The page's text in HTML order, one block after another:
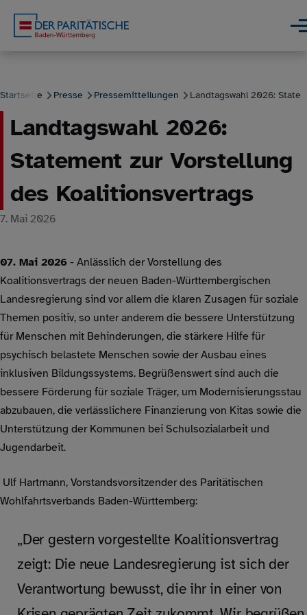
Pfadnavigation
Startseite Presse Pressemitteilungen Landtagswahl 2026:
Landtagswahl 2026:
Statement zur Vorstellung
des Koalitionsvertrags
7. Mai 2026
07. Mai 2026 - Anlässlich der Vorstellung des
Koalitionsvertrags der neuen Baden-Württembergischen
Landesregierung sind vor allem die klaren Zusagen für soziale
Themen positiv, so unter anderem die bessere Unterstützung
für Menschen mit Behinderungen, die stärkere Hilfe für
psychisch belastete Menschen sowie der Ausbau eines
inklusiven Bildungssystems. Begrüßenswert sind auch die
bessere Förderung für soziale Träger, um Modernisierungsstau
abzubauen, die verlässlichere Finanzierung von Kitas sowie die
Unterstützung der Kommunen bei Schulsozialarbeit und
Jugendarbeit.
Ulf Hartmann, Vorstandsvorsitzender des Paritätischen
Wohlfahrtsverbands Baden-Württemberg:
„Der gestern vorgestellte Koalitionsvertrag
zeigt: Die neue Landesregierung ist sich der
Verantwortung bewusst, die ihr in einer von